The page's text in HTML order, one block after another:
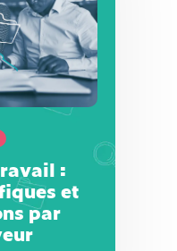
:
et
par
:
et
par
les clauses
travail ? Un
un contrat de
l’accord du
vous ce que
en juin 2023